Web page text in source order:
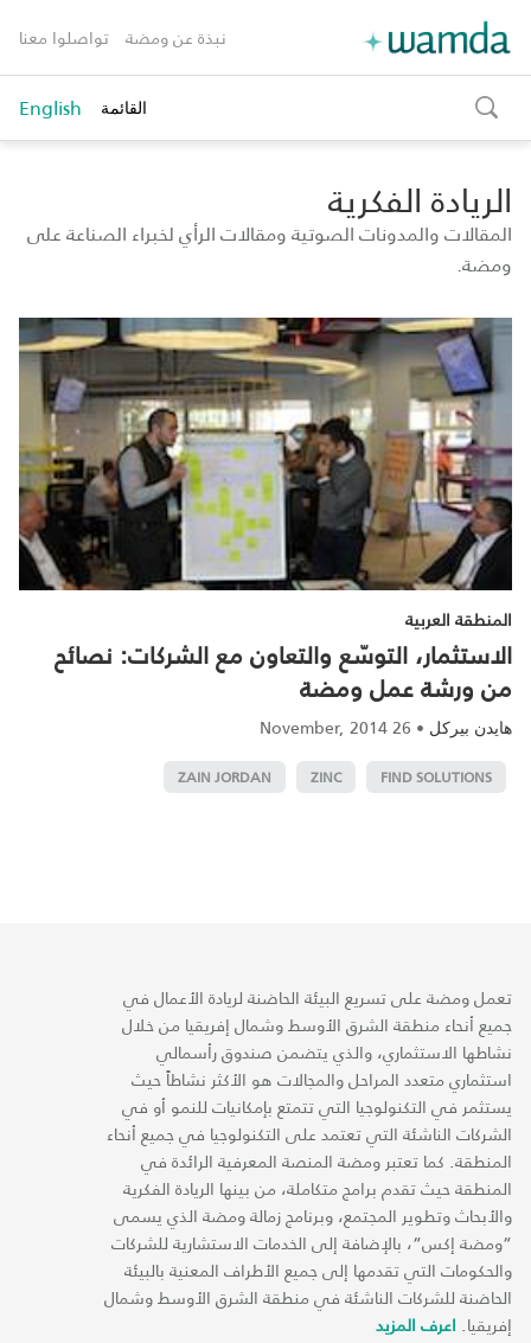
نبذة عن ومضة تواصلوا معنا
toggle
search
القائمة English
الريادة الفكرية
المقالات والمدونات الصوتية ومقالات الرأي لخبراء الصناعة على
ومضة.
المنطقة العربية
الاستثمار، التوسّع والتعاون مع الشركات: نصائح
من ورشة عمل ومضة
هايدن بيركل •
26 November, 2014
FIND SOLUTIONS
ZINC
ZAIN JORDAN
تعمل ومضة على تسريع البيئة الحاضنة لريادة الأعمال في
جميع أنحاء منطقة الشرق الأوسط وشمال إفريقيا من خلال
نشاطها الاستثماري، والذي يتضمن صندوق رأسمالي
استثماري متعدد المراحل والمجالات هو الأكثر نشاطاً حيث
يستثمر في التكنولوجيا التي تتمتع بإمكانيات للنمو أو في
الشركات الناشئة التي تعتمد على التكنولوجيا في جميع أنحاء
المنطقة. كما تعتبر ومضة المنصة المعرفية الرائدة في
المنطقة حيث تقدم برامج متكاملة، من بينها الريادة الفكرية
والأبحاث وتطوير المجتمع، وبرنامج زمالة ومضة الذي يسمى
“ومضة إكس“، بالإضافة إلى الخدمات الاستشارية للشركات
والحكومات التي تقدمها إلى جميع الأطراف المعنية بالبيئة
الحاضنة للشركات الناشئة في منطقة الشرق الأوسط وشمال
إفريقيا. اعرف المزيد